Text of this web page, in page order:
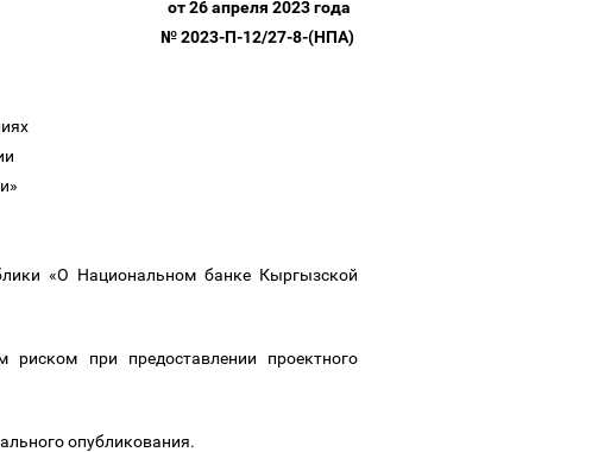
от 26 апреля 2023 года
№ 2023-П-12/27-8-(НПА)
«О Национальном банке Кыргызской
при предоставлении проектного
опубликования.